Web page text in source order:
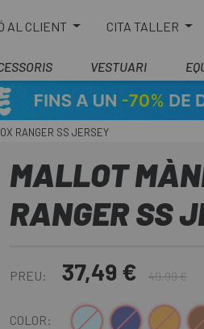
AL CLIENT CITA TALLER
VESTUARI
RANGER SS JERSEY
MALLOT
RANGER SS
PREU: 37,49 € 49,99 €
COLOR: Blau ClarBlau FoscBronze